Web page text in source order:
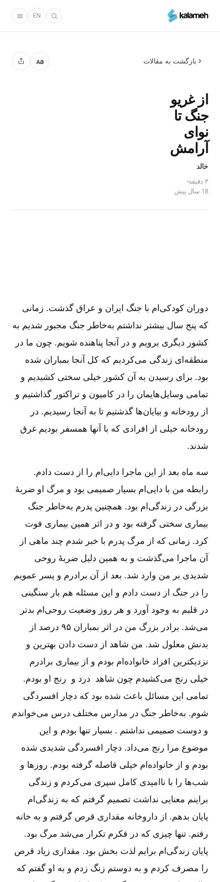
محتوای
EN
بازگشت به مقالات Aa
از غریو
جنگ تا
نوای
آرامش
خالد
۳ دقیقه
18 سال پیش
دوران کودکی‌ام با جنگ ایران و عراق گذشت. زمانی
که پنج سال بیشتر نداشتم به‌خاطر جنگ مجبور شدیم به
کشور دیگری برویم و در آنجا پناهنده شویم. چون ما در
منطقه‌ای زندگی می‌کردیم که کل آنجا بمباران شده
بود. برای رسیدن به آن کشور خیلی سختی کشیدیم و
تمامی وسایل‌هایمان را در کامیون و تراکتور گذاشتیم و
از رودخانه و بیایان‌ها گذشتیم تا به آنجا رسیدیم. در
رودخانه خیلی از افرادی که با آنها همسفر بودیم غرق
شدند.
سه ماه بعد از این ماجرا دایی‌ام را از دست دادم.
رابطه من با دایی‌ام بسیار صمیمی بود و مرگ او ضربۀ
بزرگی در زندگی‌ام بود. همچنین پدرم به‌خاطر جنگ
بیماری سختی گرفته بود و در اثر همین بیماری فوت
کرد. زمانی که از مرگ پدرم با خبر شدم چند ماهی از
آن ماجرا می‌گذشت و به همین دلیل ضربۀ روحی
شدیدی بر من وارد شد. بعد از آن برادرم و پسر عمویم
را در جنگ از دست دادم و این مسئله هم بار سنگینی
در قلبم به وجود آورد و هر روز وضعیت روحی‌ام بدتر
می‌شد. برادر بزرگ‌ من در اثر بمباران ۹۵ درصد از
بدنش معلول شد. من شاهد از دست دادن بهترین و
نزدیکترین افراد خانواده‌ام بودم و از بیماری برادرم
خیلی رنج می‌کشیدم چون شاهد درد و رنج او بودم.
تمامی این مسائل باعث شده بود که دچار افسردگی
شوم. به‌خاطر جنگ در مدارس مختلف درس می‌خواندم
و دوست صمیمی نداشتم . بسیار تنها بودم و این
موضوع مرا رنج می‌داد. دچار افسردگی شدیدی شده
بودم و از خانواده‌ام خیلی فاصله گرفته بودم. روزها و
شب‌ها را با ناامیدی کامل سپری می‌کردم و زندگی
براینم معنایی نداشت تصمیم گرفتم که به زندگی‌ام
پایان بدهم. از داروخانه مقداری قرص گرفتم و به خانه
رفتم. تنها چیزی که در فکرم تکرار می‌شد مرگ بود.
پایان زندگی‌ام برایم لذت بخش بود. مقداری زیاد قرص
را مصرف کردم و به دوستم زنگ زدم و به او گفتم که